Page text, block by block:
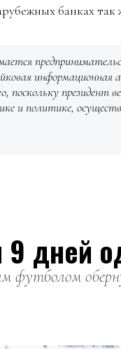
банках так
информационная
поскольку президент
и политике,
дней